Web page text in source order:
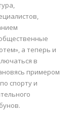
а теперь и
в
примером
спорту и